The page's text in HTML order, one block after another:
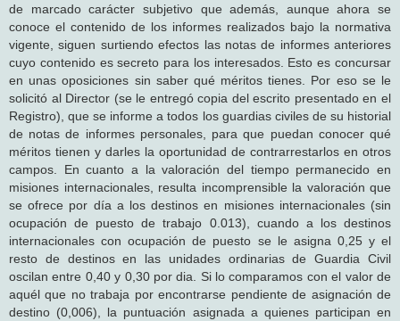
de marcado carácter subjetivo que además, aunque ahora se
conoce el contenido de los informes realizados bajo la normativa
vigente, siguen surtiendo efectos las notas de informes anteriores
cuyo contenido es secreto para los interesados. Esto es concursar
en unas oposiciones sin saber qué méritos tienes. Por eso se le
solicitó al Director (se le entregó copia del escrito presentado en el
Registro), que se informe a todos los guardias civiles de su historial
de notas de informes personales, para que puedan conocer qué
méritos tienen y darles la oportunidad de contrarrestarlos en otros
campos. En cuanto a la valoración del tiempo permanecido en
misiones internacionales, resulta incomprensible la valoración que
se ofrece por día a los destinos en misiones internacionales (sin
ocupación de puesto de trabajo 0.013), cuando a los destinos
internacionales con ocupación de puesto se le asigna 0,25 y el
resto de destinos en las unidades ordinarias de Guardia Civil
oscilan entre 0,40 y 0,30 por dia. Si lo comparamos con el valor de
aquél que no trabaja por encontrarse pendiente de asignación de
destino (0,006), la puntuación asignada a quienes participan en